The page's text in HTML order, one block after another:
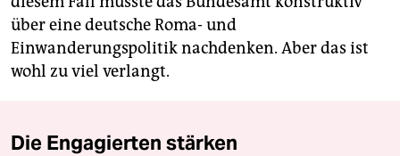
über eine deutsche Roma- und
Einwanderungspolitik nachdenken. Aber das ist
wohl zu viel verlangt.
Die Engagierten stärken